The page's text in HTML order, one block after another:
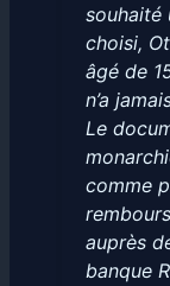
souhaité
choisi,
âgé de
n’a
Le
comme
auprès
banque